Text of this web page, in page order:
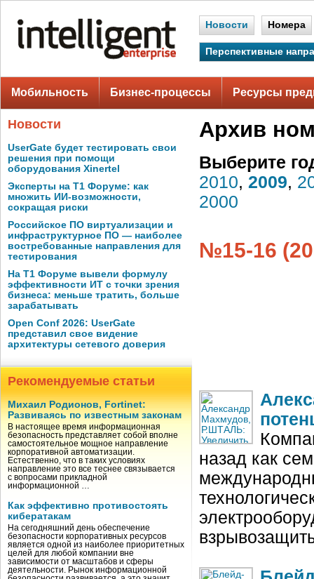
Новости Номера
Перспективные
Мобильность Бизнес-процессы Ресурсы
Новости
UserGate будет тестировать свои
решения при помощи
оборудования Xinertel
Эксперты на Т1 Форуме: как
множить ИИ-возможности,
сокращая риски
Российское ПО виртуализации и
инфраструктурное ПО — наиболее
востребованные направления для
тестирования
На Т1 Форуме вывели формулу
эффективности ИТ с точки зрения
бизнеса: меньше тратить, больше
зарабатывать
Open Conf 2026: UserGate
представил свое видение
архитектуры сетевого доверия
Рекомендуемые статьи
Михаил Родионов, Fortinet:
Развиваясь по известным законам
В настоящее время информационная
безопасность представляет собой вполне
самостоятельное мощное направление
корпоративной автоматизации.
Естественно, что в таких условиях
направление это все теснее связывается
с вопросами прикладной
информационной …
Как эффективно противостоять
кибератакам
На сегодняшний день обеспечение
безопасности корпоративных ресурсов
является одной из наиболее приоритетных
целей для любой компании вне
зависимости от масштабов и сферы
деятельности. Рынок информационной
Архив
Выберите
2010, 2009,
2000
№15-16
назад как